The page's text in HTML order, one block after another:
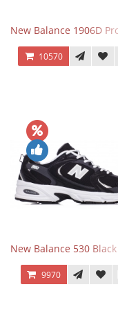
New Balance 1906D
10570
New Balance 530 Black
9970